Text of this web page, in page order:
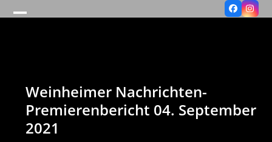
Facebook
Weinheimer Nachrichten-
Premierenbericht 04. September
2021